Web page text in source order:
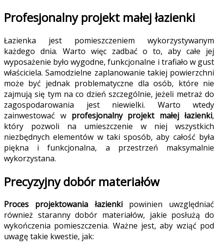
Profesjonalny projekt małej łazienki
Łazienka jest pomieszczeniem wykorzystywanym
każdego dnia. Warto więc zadbać o to, aby całe jej
wyposażenie było wygodne, funkcjonalne i trafiało w gust
właściciela. Samodzielne zaplanowanie takiej powierzchni
może być jednak problematyczne dla osób, które nie
zajmują się tym na co dzień szczególnie, jeżeli metraż do
zagospodarowania jest niewielki. Warto wtedy
zainwestować w profesjonalny projekt małej łazienki,
który pozwoli na umieszczenie w niej wszystkich
niezbędnych elementów w taki sposób, aby całość była
piękna i funkcjonalna, a przestrzeń maksymalnie
wykorzystana.
Precyzyjny dobór materiałów
Proces projektowania łazienkipowinien uwzględniać
również staranny dobór materiałów, jakie posłużą do
wykończenia pomieszczenia. Ważne jest, aby wziąć pod
uwagę takie kwestie, jak: